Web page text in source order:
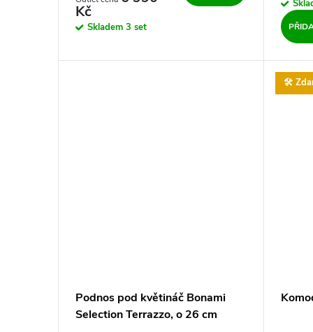
Kč
Skladem 3 set
Podnos pod květináč Bonami
Selection Terrazzo, o 26 cm
🛠️